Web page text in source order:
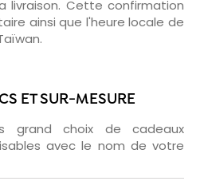
livraison. Cette confirmation
ainsi que l'heure locale de
ET SUR-MESURE
grand choix de cadeaux
avec le nom de votre